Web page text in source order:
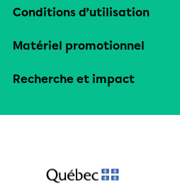
Conditions d’utilisation
Matériel promotionnel
Recherche et impact